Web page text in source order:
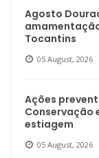
Agosto
Tocantins
05 August, 2026
Ações
Conservação
estiagem
05 August, 2026